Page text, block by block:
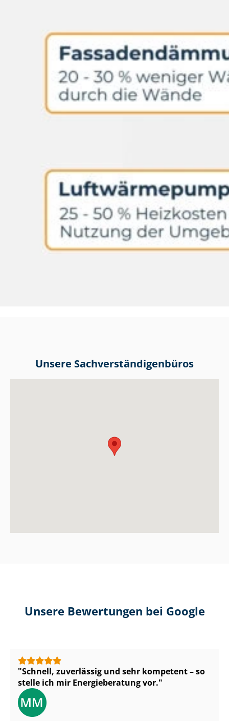
Unsere Sach­ver­stän­di­gen­bü­ros
Unsere Bewertungen bei Google
Schnell, zuverlässig und sehr kompetent – so
stelle ich mir Energieberatung vor.